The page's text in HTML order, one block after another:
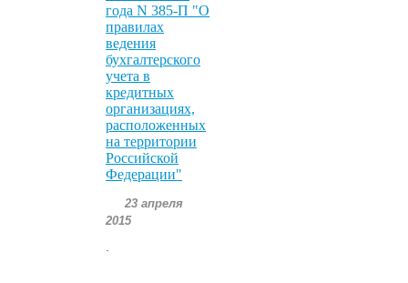
года N 385-П "О
правилах
ведения
бухгалтерского
учета в
кредитных
организациях,
расположенных
на территории
Российской
Федерации"
23 апреля
2015